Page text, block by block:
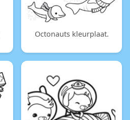
Octonauts kleurplaat.